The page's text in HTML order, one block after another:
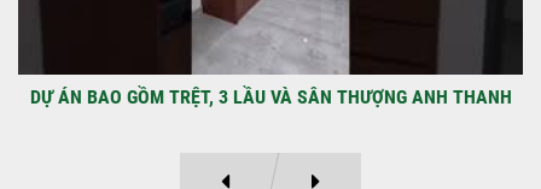
DỰ ÁN BAO GỒM TRỆT, 3 LẦU VÀ SÂN THƯỢNG ANH THANH